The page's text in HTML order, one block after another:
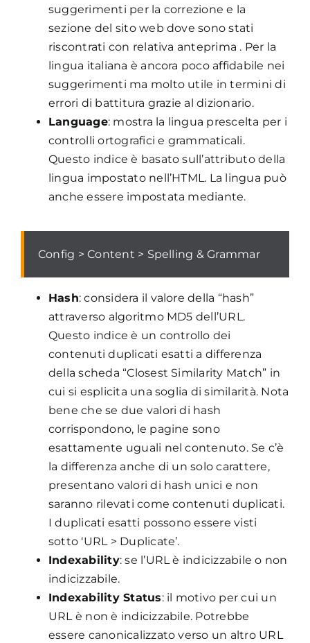
suggerimenti per la correzione e la
sezione del sito web dove sono stati
riscontrati con relativa anteprima . Per la
lingua italiana è ancora poco affidabile nei
suggerimenti ma molto utile in termini di
errori di battitura grazie al dizionario.
Language: mostra la lingua prescelta per i
controlli ortografici e grammaticali.
Questo indice è basato sull’attributo della
lingua impostato nell’HTML. La lingua può
anche essere impostata mediante.
Config > Content > Spelling & Grammar
Hash: considera il valore della “hash”
attraverso algoritmo MD5 dell’URL.
Questo indice è un controllo dei
contenuti duplicati esatti a differenza
della scheda “Closest Similarity Match” in
cui si esplicita una soglia di similarità. Nota
bene che se due valori di hash
corrispondono, le pagine sono
esattamente uguali nel contenuto. Se c’è
la differenza anche di un solo carattere,
presentano valori di hash unici e non
saranno rilevati come contenuti duplicati.
I duplicati esatti possono essere visti
sotto ‘URL > Duplicate’.
Indexability: se l’URL è indicizzabile o non
indicizzabile.
Indexability Status: il motivo per cui un
URL è non è indicizzabile. Potrebbe
essere canonicalizzato verso un altro URL